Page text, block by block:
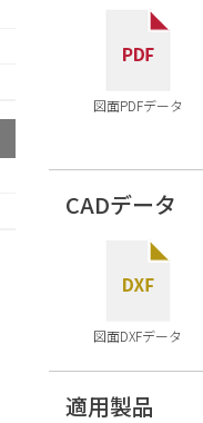
図面PDFデータ
CADデータ
図面DXFデータ
適用製品